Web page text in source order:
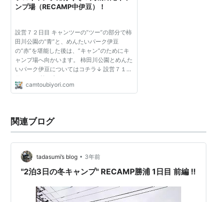
ンプ場（RECAMP中伊豆）！
設営７２日目 キャンツーの“ツー”の部分で柿
田川公園の“青”と、めんたいパーク伊豆
の“赤”を堪能した後は、”キャン”のためにキ
ャンプ場へ向かいます。 柿田川公園とめんた
いパーク伊豆についてはコチラ↓ 設営７１日
目 かなり前の事になってしまったのですが
（確か昨年１０月頃(/・ω・)/）、城の滝（ば
camtoubiyori.com
関連ブログ
tadasumi’s blog • 3年前
"2泊3日の冬キャンプ" RECAMP勝浦 1日目 前編 !!